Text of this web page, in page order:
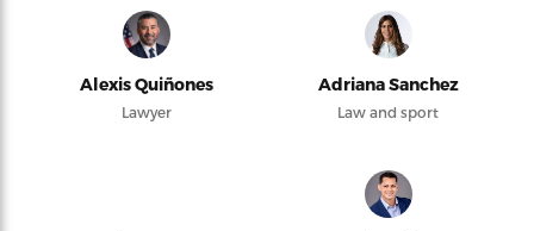
Alexis Quiñones
Lawyer
Adriana Sanchez
Law and sport